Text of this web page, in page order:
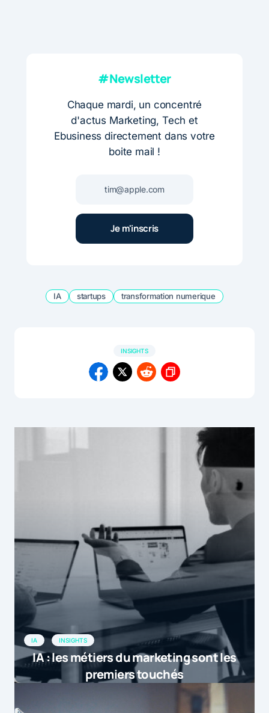
#Newsletter
Chaque mardi, un concentré
d'actus Marketing, Tech et
Ebusiness directement dans votre
boite mail !
IA startups transformation numerique
INSIGHTS
IA INSIGHTS
IA : les métiers du marketing sont les
premiers touchés